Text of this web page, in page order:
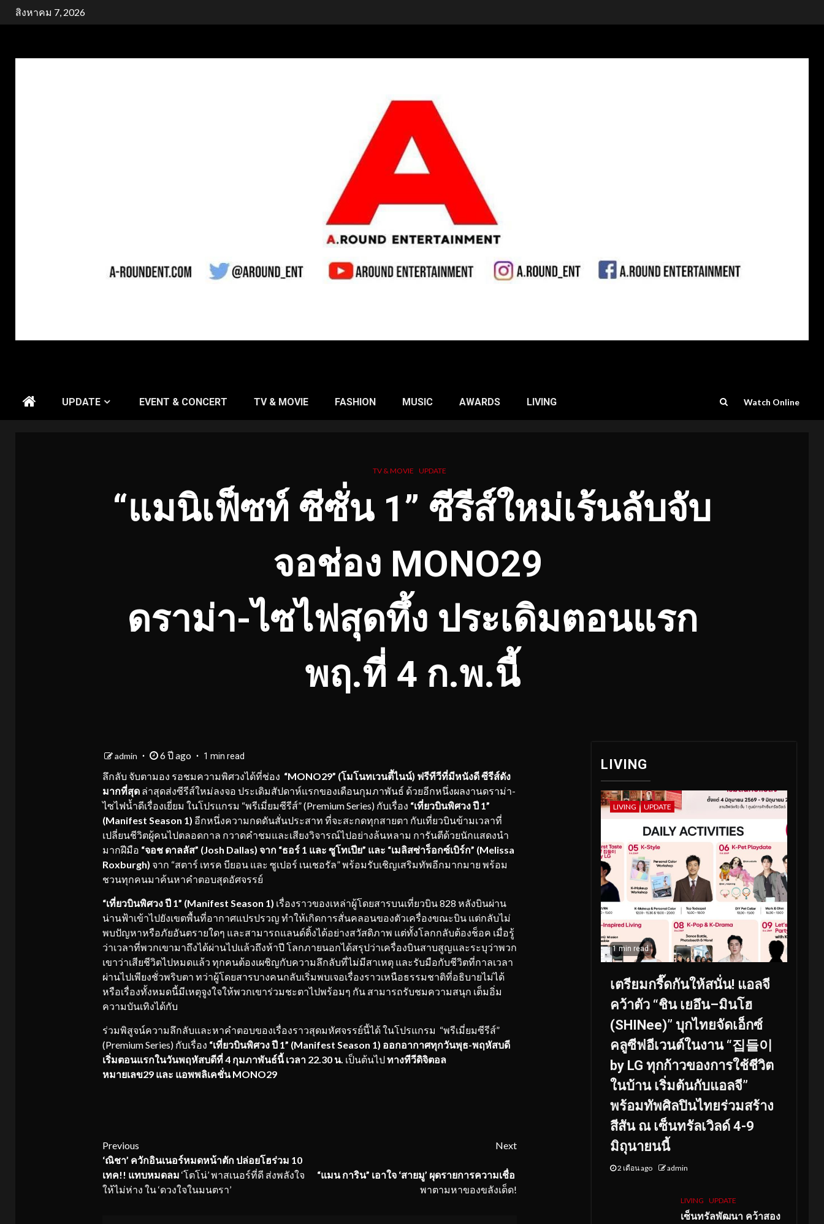
Skipสิงหาคม 7, 2026
UPDATE EVENT & CONCERT TV & MOVIE FASHION MUSIC AWARDS LIVING Watch Online
TV & MOVIE UPDATE
“แมนิเฟ็ซท์ ซีซั่น 1” ซีรีส์ใหม่เร้นลับจับ
จอช่อง MONO29
ดราม่า-ไซไฟสุดทึ้ง ประเดิมตอนแรก
พฤ.ที่ 4 ก.พ.นี้
admin 6 ปี ago 1 min read
ลึกลับ จับตามอง รอชมความพิศวงได้ที่ช่อง “MONO29” (โมโนทเวนตี้ไนน์) ฟรีทีวีที่มีหนังดี ซีรีส์ดัง
มากที่สุด ล่าสุดส่งซีรีส์ใหม่ลงจอ ประเดิมสัปดาห์แรกของเดือนกุมภาพันธ์ ด้วยอีกหนึ่งผลงานดราม่า-
ไซไฟน้ำดีเรื่องเยี่ยม ในโปรแกรม “พรีเมี่ยมซีรีส์” (Premium Series) กับเรื่อง “เที่ยวบินพิศวง ปี 1”
(Manifest Season 1) อีกหนึ่งความกดดันสั่นประสาท ที่จะสะกดทุกสายตา กับเที่ยวบินข้ามเวลาที่
เปลี่ยนชีวิตผู้คนไปตลอดกาล กวาดคำชมและเสียงวิจารณ์ไปอย่างล้นหลาม การันตีด้วยนักแสดงนำ
มากฝีมือ “จอช ดาลลัส” (Josh Dallas) จาก “ธอร์ 1 และ ซูโทเปีย” และ “เมลิสซ่าร็อกซ์เบิร์ก” (Melissa
Roxburgh) จาก “สตาร์ เทรค บียอน และ ซูเปอร์ เนเชอรัล” พร้อมรับเชิญเสริมทัพอีกมากมาย พร้อม
ชวนทุกคนมาค้นหาคำตอบสุดอัศจรรย์
“เที่ยวบินพิศวง ปี 1” (Manifest Season 1) เรื่องราวของเหล่าผู้โดยสารบนเที่ยวบิน 828 หลังบินผ่าน
น่านฟ้าเข้าไปยังเขตพื้นที่อากาศแปรปรวญ ทำให้เกิดการสั่นคลอนของตัวเครื่องขณะบิน แต่กลับไม่
พบปัญหาหรือภัยอันตรายใดๆ และสามารถแลนด์ดิ้งได้อย่างสวัสดิภาพ แต่ทั้งโลกกลับต้องช็อค เมื่อรู้
ว่าเวลาที่พวกเขามาถึงได้ผ่านไปแล้วถึงห้าปี โลกภายนอกได้สรุปว่าเครื่องบินสาบสูญและระบุว่าพวก
เขาว่าเสียชีวิตไปหมดแล้ว ทุกคนต้องเผชิญกับความลึกลับที่ไม่มีสาเหตุ และรับมือกับชีวิตที่กาลเวลา
ผ่านไปเพียงชั่วพริบตา ทว่าผู้โดยสารบางคนกลับเริ่มพบเจอเรื่องราวเหนือธรรมชาติที่อธิบายไม่ได้
หรือเรื่องทั้งหมดนี้มีเหตุจูงใจให้พวกเขาร่วมชะตาไปพร้อมๆ กัน สามารถรับชมความสนุก เต็มอิ่ม
ความบันเทิงได้กับ
ร่วมพิสูจน์ความลึกลับและหาคำตอบของเรื่องราวสุดมหัศจรรย์นี้ได้ ในโปรแกรม “พรีเมี่ยมซีรีส์”
(Premium Series) กับเรื่อง “เที่ยวบินพิศวง ปี 1” (Manifest Season 1) ออกอากาศทุกวันพุธ-พฤหัสบดี
เริ่มตอนแรกในวันพฤหัสบดีที่ 4 กุมภาพันธ์นี้ เวลา 22.30 น. เป็นต้นไปทางทีวีดิจิตอล
หมายเลข29 และ แอพพลิเคชั่น MONO29
Continue
Reading
Previous
‘ณิชา’ ควักอินเนอร์หมดหน้าตัก ปล่อยโฮร่วม 10
เทค!! แทบหมดลม ‘โตโน่’ พาสเนอร์ที่ดี ส่งพลังใจ
ให้ไม่ห่าง ใน ‘ดวงใจในมนตรา’
Next
“แมน การิน” เอาใจ ‘สายมู’ ผุดรายการความเชื่อ
พาตามหาของขลังเด็ด!
LIVING
LIVING UPDATE
1 min read
เตรียมกรี๊ดกันให้สนั่น! แอลจี
คว้าตัว “ชิน เยอึน–มินโฮ
(SHINee)” บุกไทยจัดเอ็กซ์
คลูซีฟอีเวนต์ในงาน “집들이
by LG ทุกก้าวของการใช้ชีวิต
ในบ้าน เริ่มต้นกับแอลจี”
พร้อมทัพศิลปินไทยร่วมสร้าง
สีสัน ณ เซ็นทรัลเวิลด์ 4-9
มิถุนายนนี้
2 เดือน ago admin
LIVING UPDATE
เซ็นทรัลพัฒนา คว้าสอง